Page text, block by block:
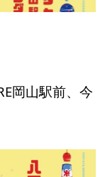
岡山駅前、今